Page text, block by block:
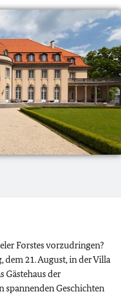
Forstes vorzudringen?
dem 21. August, in der Villa
Gästehaus der
spannenden Geschichten